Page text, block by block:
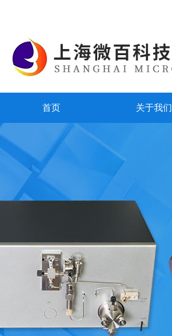
首页 关于我们